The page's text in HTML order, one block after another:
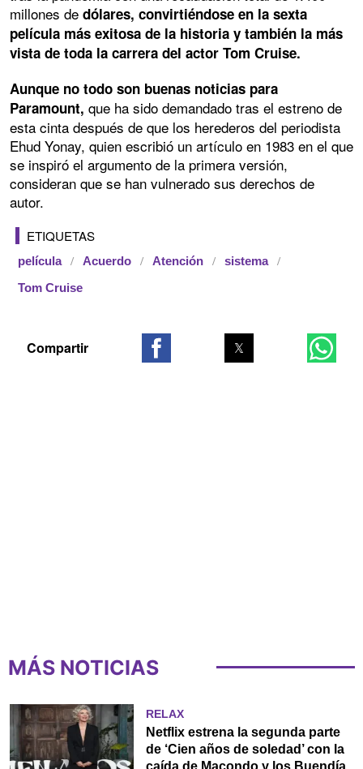
millones de dólares, convirtiéndose en la sexta
película más exitosa de la historia y también la más
vista de toda la carrera del actor Tom Cruise.
Aunque no todo son buenas noticias para
Paramount, que ha sido demandado tras el estreno de
esta cinta después de que los herederos del periodista
Ehud Yonay, quien escribió un artículo en 1983 en el que
se inspiró el argumento de la primera versión,
consideran que se han vulnerado sus derechos de
autor.
ETIQUETAS
película Acuerdo Atención sistema
Tom Cruise
MÁS NOTICIAS
RELAX
Netflix estrena la segunda parte
de ‘Cien años de soledad’ con la
caída de Macondo y los Buendía